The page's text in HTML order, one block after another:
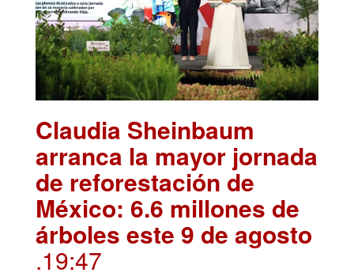
Claudia Sheinbaum
arranca la mayor jornada
de reforestación de
México: 6.6 millones de
árboles este 9 de agosto
.19:47